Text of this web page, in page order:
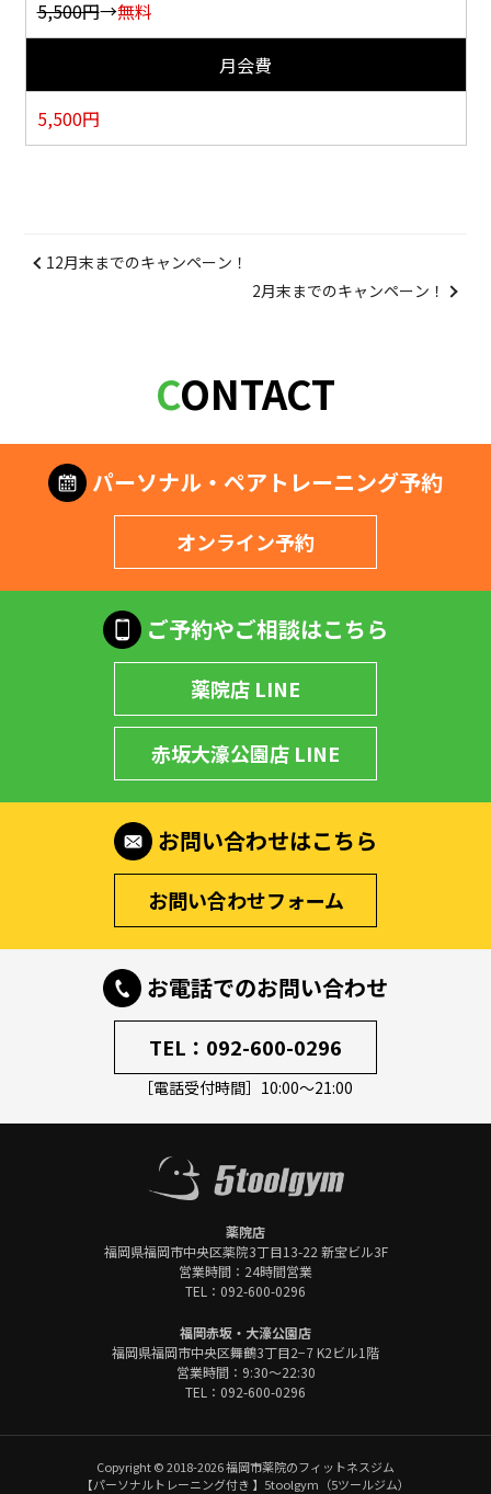
5,500円→無料
月会費
5,500円
12月末までのキャンペーン！
2月末までのキャンペーン！
CONTACT
パーソナル・ペアトレーニング予約
オンライン予約
ご予約やご相談はこちら
薬院店 LINE
赤坂大濠公園店 LINE
お問い合わせはこちら
お問い合わせフォーム
お電話でのお問い合わせ
TEL： 092-600-0296
［電話受付時間］10:00～21:00
薬院店
福岡県福岡市中央区薬院3丁目13-22 新宝ビル3F
営業時間：24時間営業
TEL： 092-600-0296
福岡赤坂・大濠公園店
福岡県福岡市中央区舞鶴3丁目2−7 K2ビル1階
営業時間：9:30～22:30
TEL： 092-600-0296
Copyright © 2018-2026 福岡市薬院のフィットネスジム
【パーソナルトレーニング付き 】5toolgym（5ツールジム）